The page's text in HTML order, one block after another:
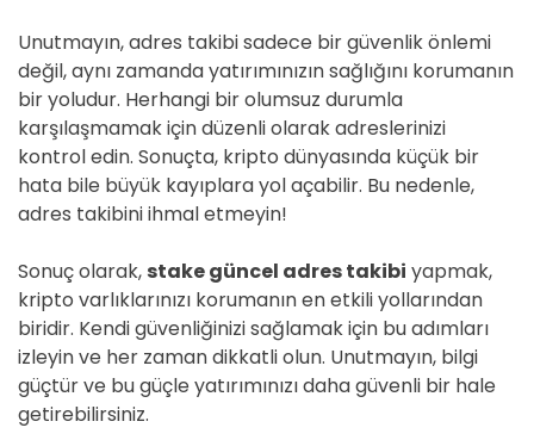
Unutmayın, adres takibi sadece bir güvenlik önlemi
değil, aynı zamanda yatırımınızın sağlığını korumanın
bir yoludur. Herhangi bir olumsuz durumla
karşılaşmamak için düzenli olarak adreslerinizi
kontrol edin. Sonuçta, kripto dünyasında küçük bir
hata bile büyük kayıplara yol açabilir. Bu nedenle,
adres takibini ihmal etmeyin!
Sonuç olarak, stake güncel adres takibi yapmak,
kripto varlıklarınızı korumanın en etkili yollarından
biridir. Kendi güvenliğinizi sağlamak için bu adımları
izleyin ve her zaman dikkatli olun. Unutmayın, bilgi
güçtür ve bu güçle yatırımınızı daha güvenli bir hale
getirebilirsiniz.